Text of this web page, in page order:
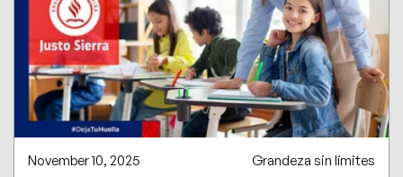
November 10, 2025 Grandeza sin límites